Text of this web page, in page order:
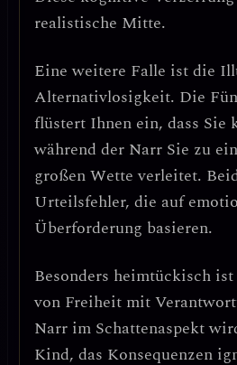
realistische Mitte.
Eine weitere Falle istdie
Alternativlosigkeit. Die
flüstert Ihnen ein, dass Sie
während der Narr Sie zu
großen Wette verleitet.
Urteilsfehler, die auf
Überforderung basieren.
Besonders heimtückisch ist
von Freiheit mit
Narr im Schattenaspekt
Kind, das Konsequenzen